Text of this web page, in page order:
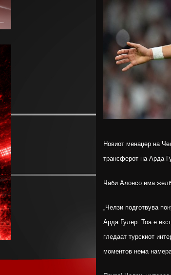
Новиот менаџер на
трансферот на Арда
Чаби Алонсо има
„Челзи подготвува
Арда Гулер. Тоа е
гледаат турскиот
моментов нема